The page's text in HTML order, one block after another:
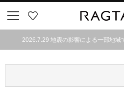
気
2026.7.29 地震の影響による一部地域